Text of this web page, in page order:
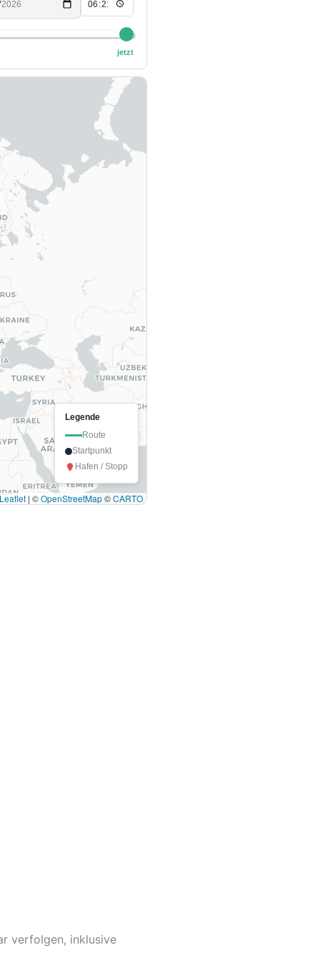
jetzt
| ©OpenStreetMap©CARTO
Legende
Route
Startpunkt
Hafen / Stopp
verfolgen, inklusive